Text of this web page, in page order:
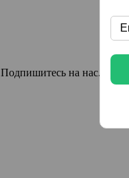
Подпишитесь на нас...